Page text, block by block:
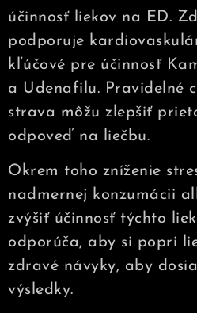
účinnosť liekov na ED.
podporuje
kľúčové pre účinnosť
a Udenafilu. Pravidelné
strava môžu zlepšiť
odpoveď na liečbu.
Okrem toho zníženie
nadmernej konzumácii
zvýšiť účinnosť týchto
odporúča, aby si popri
zdravé návyky, aby
výsledky.